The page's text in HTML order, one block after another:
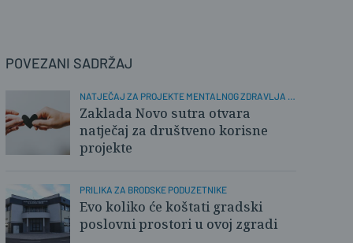
POVEZANI SADRŽAJ
NATJEČAJ ZA PROJEKTE MENTALNOG ZDRAVLJA I
PODRŠKE
Zaklada Novo sutra otvara
natječaj za društveno korisne
projekte
PRILIKA ZA BRODSKE PODUZETNIKE
Evo koliko će koštati gradski
poslovni prostori u ovoj zgradi